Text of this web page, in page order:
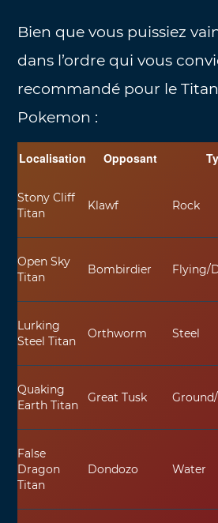
Bien que vous puissiez
dans l’ordre qui vous
recommandé pour le
Pokemon :
Localisation Opposant
Stony Cliff
Titan
Klawf Rock
Open Sky
Titan
Bombirdier Flying/
Lurking
Steel Titan
Orthworm Steel
Quaking
Earth Titan
Great Tusk
False
Dragon
Titan
Dondozo Water